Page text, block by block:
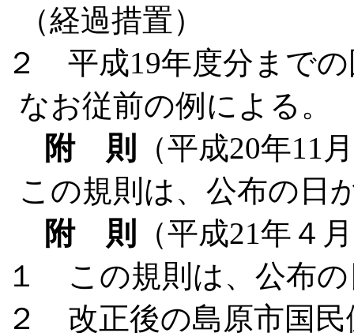
（経過措置）
２ 平成19年度分まで
なお従前の例による。
附 則
（平成20年11
この規則は、公布の日
附 則
（平成21年４
１ この規則は、公布
２ 改正後の島原市国民